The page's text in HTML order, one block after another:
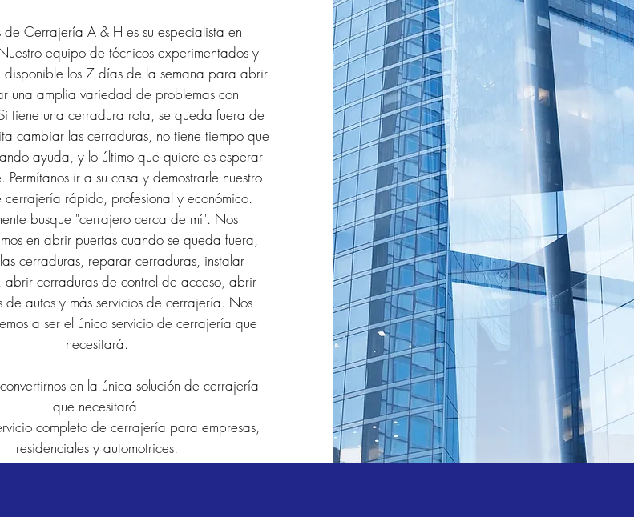
de Cerrajería A & H es su especialista en
equipo de técnicos experimentados y
disponible los 7 días de la semana para abrir
una amplia variedad de problemas con
tiene una cerradura rota, se queda fuera de
cambiar las cerraduras, no tiene tiempo que
ayuda, y lo último que quiere es esperar
Permítanos ir a su casa y demostrarle nuestro
cerrajería rápido, profesional y económico.
busque "cerrajero cerca de mí". Nos
en abrir puertas cuando se queda fuera,
cerraduras, reparar cerraduras, instalar
abrir cerraduras de control de acceso, abrir
de autos y más servicios de cerrajería. Nos
a ser el único servicio de cerrajería que
necesitará.
en la única solución de cerrajería
que necesitará.
completo de cerrajería para empresas,
residenciales y automotrices.